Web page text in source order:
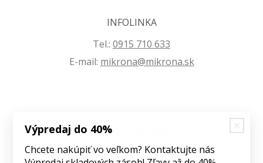
INFOLINKA
Tel.: 0915 710 633
E-mail: mikrona@mikrona.sk
VŠETKO O NÁKUPE
Obchodné podmienky
Výpredaj do 40%
Chcete nakúpiť vo veľkom? Kontaktujte nás